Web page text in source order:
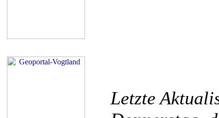
Letzte